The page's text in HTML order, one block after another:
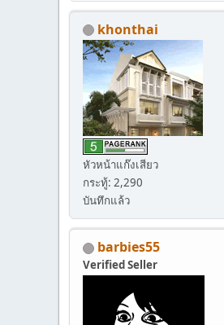
khonthai
หัวหน้าแก๊งเสียว
กระทู้: 2,290
บันทึกแล้ว
barbies55
Verified Seller